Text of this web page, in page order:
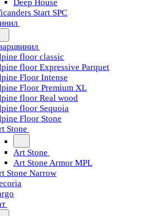
Deep House
Start SPC
floor classic
floor Expressive Parquet
Floor Intense
Floor Premium XL
floor Real wood
floor Sequoia
Floor Stone
Stone
Art Stone
Art Stone Armor MPL
Stone Narrow